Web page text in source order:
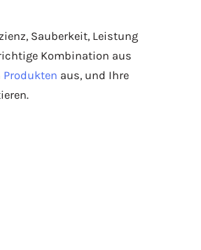
Sauberkeit, Leistung
Kombination aus
Produkten aus, und Ihre